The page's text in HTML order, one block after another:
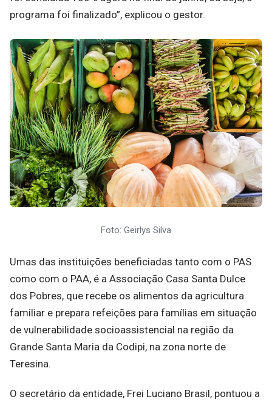
programa foi finalizado”, explicou o gestor.
Foto: Geirlys Silva
Umas das instituições beneficiadas tanto com o PAS
como com o PAA, é a Associação Casa Santa Dulce
dos Pobres, que recebe os alimentos da agricultura
familiar e prepara refeições para famílias em situação
de vulnerabilidade socioassistencial na região da
Grande Santa Maria da Codipi, na zona norte de
Teresina.
O secretário da entidade, Frei Luciano Brasil, pontuou a